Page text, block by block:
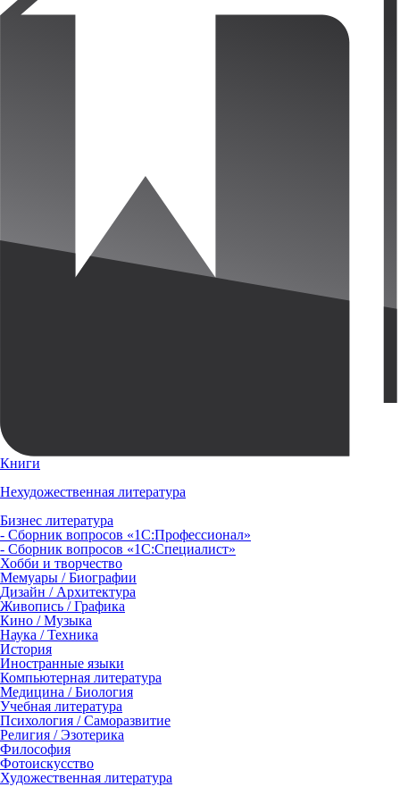
Книги
Нехудожественная литература
Бизнес литература
- Сборник вопросов «1С:Профессионал»
- Сборник вопросов «1С:Специалист»
Хобби и творчество
Мемуары / Биографии
Дизайн / Архитектура
Живопись / Графика
Кино / Музыка
Наука / Техника
История
Иностранные языки
Компьютерная литература
Медицина / Биология
Учебная литература
Психология / Саморазвитие
Религия / Эзотерика
Философия
Фотоискусство
Художественная литература